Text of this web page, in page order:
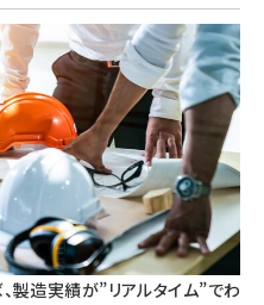
製造実績が”リアルタイム”でわ